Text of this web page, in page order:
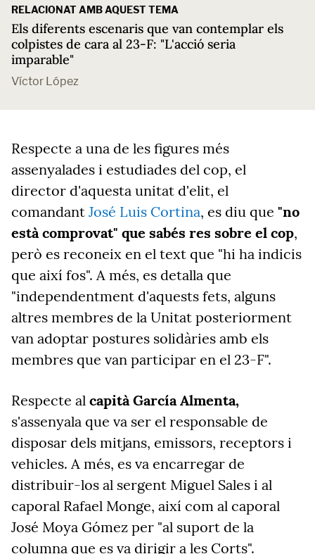
RELACIONAT AMB AQUEST TEMA
Els diferents escenaris que van contemplar els
colpistes de cara al 23-F: "L'acció seria
imparable"
Víctor López
Respecte a una de les figures més
assenyalades i estudiades del cop, el
director d'aquesta unitat d'elit, el
comandant José Luis Cortina, es diu que "no
està comprovat" que sabés res sobre el cop,
però es reconeix en el text que "hi ha indicis
que així fos". A més, es detalla que
"independentment d'aquests fets, alguns
altres membres de la Unitat posteriorment
van adoptar postures solidàries amb els
membres que van participar en el 23-F".
Respecte al capità García Almenta,
s'assenyala que va ser el responsable de
disposar dels mitjans, emissors, receptors i
vehicles. A més, es va encarregar de
distribuir-los al sergent Miguel Sales i al
caporal Rafael Monge, així com al caporal
José Moya Gómez per "al suport de la
columna que es va dirigir a les Corts".